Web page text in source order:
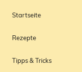
Startseite
Rezepte
Tipps & Tricks